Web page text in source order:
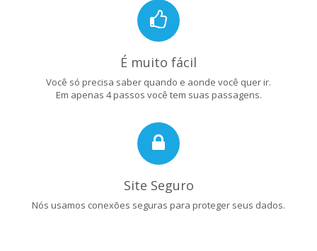
É muito fácil
Você só precisa saber quando e aonde você quer ir.
Em apenas 4 passos você tem suas passagens.
Site Seguro
Nós usamos conexões seguras para proteger seus dados.